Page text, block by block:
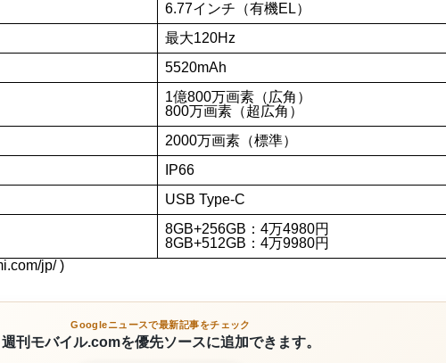
6.77インチ（有機EL）
最大120Hz
5520mAh
1億800万画素（広角）
800万画素（超広角）
2000万画素（標準）
IP66
USB Type-C
8GB+256GB：4万4980円
8GB+512GB：4万9980円
jp/ )
Googleニュースで最新記事をチェック
週刊モバイル.comを優先ソースに追加できます。